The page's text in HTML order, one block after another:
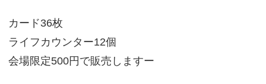
カード36枚
ライフカウンター12個
会場限定500円で販売しますー